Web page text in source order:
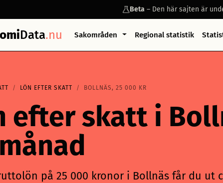
Beta– Den här sajten är
Data.nu Sakområden Regional statistik
LÖN EFTER SKATT BOLLNÄS, 25 000 KR
efter skatt i
på 25 000 kronor i Bollnäs får du ut